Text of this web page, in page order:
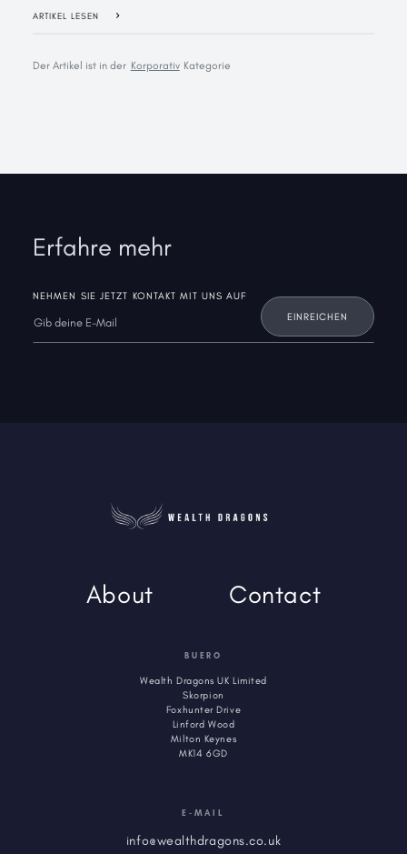
ARTIKEL LESEN
Der Artikel ist in der Korporativ Kategorie
Erfahre mehr
NEHMEN SIE JETZT KONTAKT MIT UNS AUF
About Contact
BUERO
Wealth Dragons UK Limited
Skorpion
Foxhunter Drive
Linford Wood
Milton Keynes
MK14 6GD
E-MAIL
info@wealthdragons.co.uk